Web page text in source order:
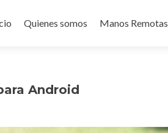
Quienes somos Manos Remotas
Android